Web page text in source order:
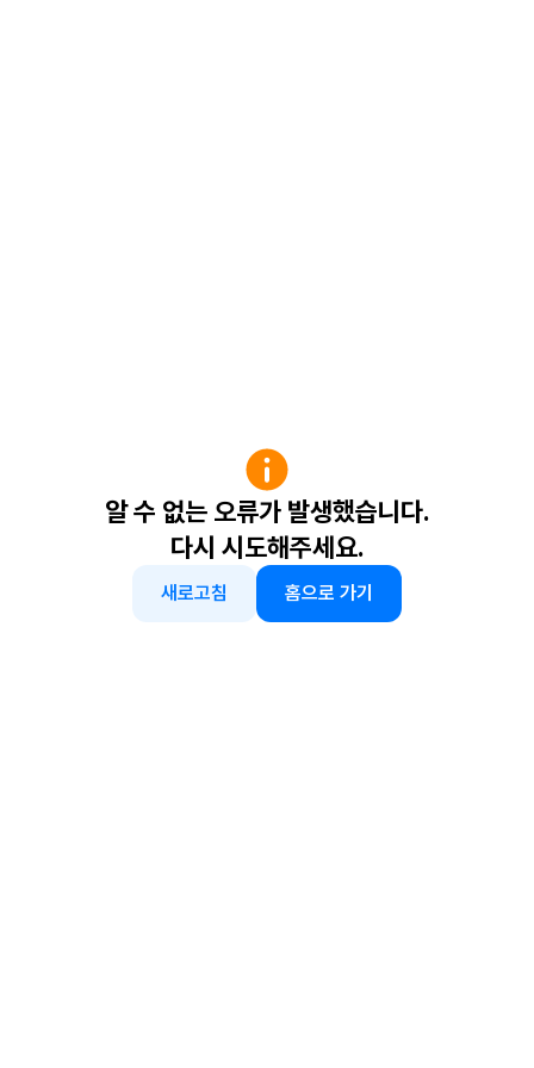
알 수 없는 오류가 발생했습니다.
다시 시도해주세요.
새로고침 홈으로 가기